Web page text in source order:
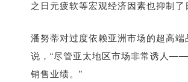
之日元疲软等宏观经济因素也抑制了
潘努蒂对过度依赖亚洲市场的超高
说，“尽管亚太地区市场非常诱人
销售业绩。”